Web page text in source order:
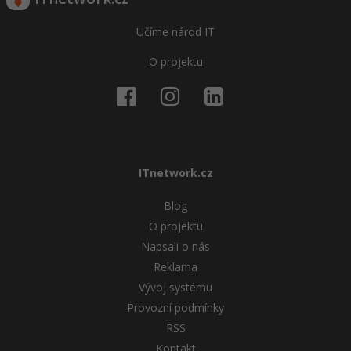
Elektronický podpis
Učíme národ IT
O projektu
ITnetwork.cz
Blog
O projektu
Napsali o nás
Reklama
Vývoj systému
Provozní podmínky
RSS
Kontakt